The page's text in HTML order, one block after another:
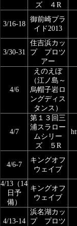
ズ ４R
3/16-18
御前崎プラ
イド2013
3/30-31
住吉浜カッ
プ プロツ
アー
4/6
えのえぼ
（江ノ島～
烏帽子岩ロ
ングディス
タンス）
4/7
第１３回三
浦スラロー
ムシリー
ズ ５R
4/6-7
キングオフ
ウェイブ
4/13（14
日予
備）
キングオフ
ウェイブ
4/13-14
浜名湖カッ
プ プロツ